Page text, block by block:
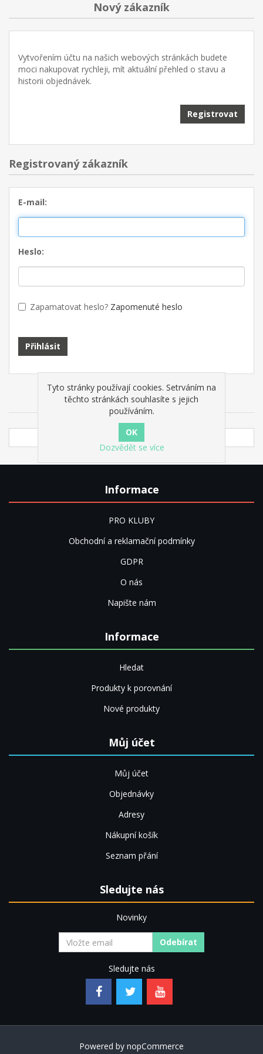
Nový zákazník
Vytvořením účtu na našich webových stránkách budete
moci nakupovat rychleji, mít aktuální přehled o stavu a
historii objednávek.
Registrovat
Registrovaný zákazník
E-mail:
Heslo:
Zapamatovat heslo? Zapomenuté heslo
Přihlásit
About login / registration
Informace
PRO KLUBY
Obchodní a reklamační podmínky
GDPR
O nás
Napište nám
Informace
Hledat
Produkty k porovnání
Nové produkty
Můj účet
Můj účet
Objednávky
Adresy
Nákupní košík
Seznam přání
Sledujte nás
Novinky
Odebírat
Sledujte nás
Powered by nopCommerce
Tyto stránky používají cookies. Setrváním na
těchto stránkách souhlasíte s jejich
používáním.
Dozvědět se více